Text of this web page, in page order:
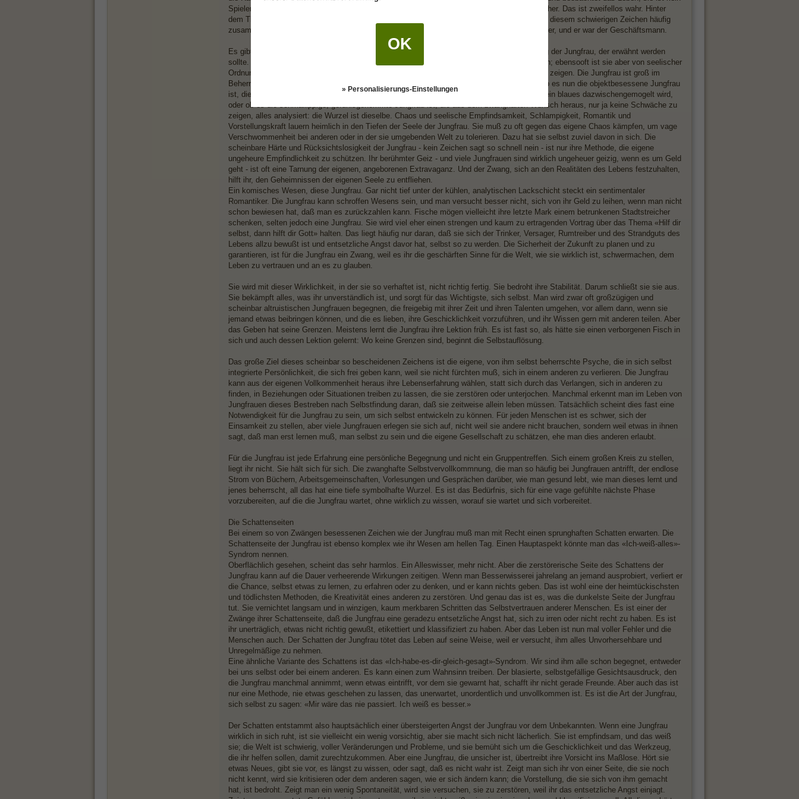
Spieler oder Unternehmer. Es wird behauptet, die Jungfrau sei ein besserer Diener als Herrscher. Das ist zweifellos wahr. Hinter
dem Thron Macht auszuüben, paßt der Jungfrau sehr. Kunstfertigkeit und Schläue treffen bei diesem schwierigen Zeichen häufig
zusammen. In der griechischen Mythologie war Merkur auch der Gott der Diebe und der Lügner, und er war der Geschäftsmann.
Es gibt noch einen manchmal liebenswerten und manchmal in Wut versetzenden Wesenszug der Jungfrau, der erwähnt werden
sollte. Es ist ihre Besessenheit. Sie mag von äußerer Ordnung und Sauberkeit besessen sein; ebensooft ist sie aber von seelischer
Ordnung und Sauberkeit besessen, und das heißt dann: Nie die eigenen, inneren Schwächen zeigen. Die Jungfrau ist groß im
Beherrschen der Gefühle. Sie erfindet Rituale, um ihre dunklen Seiten im Zaum zu halten. Ob es nun die objektbesessene Jungfrau
ist, die alle gelben Hemden auf eine Seite des Schrankfachs legt und hysterisch wird, wenn ein blaues dazwischengemogelt wird,
oder ob es die schmallippige, gefühlsgehemmte Jungfrau ist, die aus dem zwanghaften Wunsch heraus, nur ja keine Schwäche zu
zeigen, alles analysiert: die Wurzel ist dieselbe. Chaos und seelische Empfindsamkeit, Schlampigkeit, Romantik und
Vorstellungskraft lauern heimlich in den Tiefen der Seele der Jungfrau. Sie muß zu oft gegen das eigene Chaos kämpfen, um vage
Verschwommenheit bei anderen oder in der sie umgebenden Welt zu tolerieren. Dazu hat sie selbst zuviel davon in sich. Die
scheinbare Härte und Rücksichtslosigkeit der Jungfrau - kein Zeichen sagt so schnell nein - ist nur ihre Methode, die eigene
ungeheure Empfindlichkeit zu schützen. Ihr berühmter Geiz - und viele Jungfrauen sind wirklich ungeheuer geizig, wenn es um Geld
geht - ist oft eine Tarnung der eigenen, angeborenen Extravaganz. Und der Zwang, sich an den Realitäten des Lebens festzuhalten,
hilft ihr, den Geheimnissen der eigenen Seele zu entfliehen.
Ein komisches Wesen, diese Jungfrau. Gar nicht tief unter der kühlen, analytischen Lackschicht steckt ein sentimentaler
Romantiker. Die Jungfrau kann schroffen Wesens sein, und man versucht besser nicht, sich von ihr Geld zu leihen, wenn man nicht
schon bewiesen hat, daß man es zurückzahlen kann. Fische mögen vielleicht ihre letzte Mark einem betrunkenen Stadtstreicher
schenken, selten jedoch eine Jungfrau. Sie wird viel eher einen strengen und kaum zu ertragenden Vortrag über das Thema «Hilf dir
selbst, dann hilft dir Gott» halten. Das liegt häufig nur daran, daß sie sich der Trinker, Versager, Rumtreiber und des Strandguts des
Lebens allzu bewußt ist und entsetzliche Angst davor hat, selbst so zu werden. Die Sicherheit der Zukunft zu planen und zu
garantieren, ist für die Jungfrau ein Zwang, weil es ihr die geschärften Sinne für die Welt, wie sie wirklich ist, schwermachen, dem
Leben zu vertrauen und an es zu glauben.
Sie wird mit dieser Wirklichkeit, in der sie so verhaftet ist, nicht richtig fertig. Sie bedroht ihre Stabilität. Darum schließt sie sie aus.
Sie bekämpft alles, was ihr unverständlich ist, und sorgt für das Wichtigste, sich selbst. Man wird zwar oft großzügigen und
scheinbar altruistischen Jungfrauen begegnen, die freigebig mit ihrer Zeit und ihren Talenten umgehen, vor allem dann, wenn sie
jemand etwas beibringen können, und die es lieben, ihre Geschicklichkeit vorzuführen, und ihr Wissen gern mit anderen teilen. Aber
das Geben hat seine Grenzen. Meistens lernt die Jungfrau ihre Lektion früh. Es ist fast so, als hätte sie einen verborgenen Fisch in
sich und auch dessen Lektion gelernt: Wo keine Grenzen sind, beginnt die Selbstauflösung.
Das große Ziel dieses scheinbar so bescheidenen Zeichens ist die eigene, von ihm selbst beherrschte Psyche, die in sich selbst
integrierte Persönlichkeit, die sich frei geben kann, weil sie nicht fürchten muß, sich in einem anderen zu verlieren. Die Jungfrau
kann aus der eigenen Vollkommenheit heraus ihre Lebenserfahrung wählen, statt sich durch das Verlangen, sich in anderen zu
finden, in Beziehungen oder Situationen treiben zu lassen, die sie zerstören oder unterjochen. Manchmal erkennt man im Leben von
Jungfrauen dieses Bestreben nach Selbstfindung daran, daß sie zeitweise allein leben müssen. Tatsächlich scheint dies fast eine
Notwendigkeit für die Jungfrau zu sein, um sich selbst entwickeln zu können. Für jeden Menschen ist es schwer, sich der
Einsamkeit zu stellen, aber viele Jungfrauen erlegen sie sich auf, nicht weil sie andere nicht brauchen, sondern weil etwas in ihnen
sagt, daß man erst lernen muß, man selbst zu sein und die eigene Gesellschaft zu schätzen, ehe man dies anderen erlaubt.
Für die Jungfrau ist jede Erfahrung eine persönliche Begegnung und nicht ein Gruppentreffen. Sich einem großen Kreis zu stellen,
liegt ihr nicht. Sie hält sich für sich. Die zwanghafte Selbstvervollkommnung, die man so häufig bei Jungfrauen antrifft, der endlose
Strom von Büchern, Arbeitsgemeinschaften, Vorlesungen und Gesprächen darüber, wie man gesund lebt, wie man dieses lernt und
jenes beherrscht, all das hat eine tiefe symbolhafte Wurzel. Es ist das Bedürfnis, sich für eine vage gefühlte nächste Phase
vorzubereiten, auf die die Jungfrau wartet, ohne wirklich zu wissen, worauf sie wartet und sich vorbereitet.
Die Schattenseiten
Bei einem so von Zwängen besessenen Zeichen wie der Jungfrau muß man mit Recht einen sprunghaften Schatten erwarten. Die
Schattenseite der Jungfrau ist ebenso komplex wie ihr Wesen am hellen Tag. Einen Hauptaspekt könnte man das «Ich-weiß-alles»-
Syndrom nennen.
Oberflächlich gesehen, scheint das sehr harmlos. Ein Alleswisser, mehr nicht. Aber die zerstörerische Seite des Schattens der
Jungfrau kann auf die Dauer verheerende Wirkungen zeitigen. Wenn man Besserwisserei jahrelang an jemand ausprobiert, verliert er
die Chance, selbst etwas zu lernen, zu erfahren oder zu denken, und er kann nichts geben. Das ist wohl eine der heimtückischsten
und tödlichsten Methoden, die Kreativität eines anderen zu zerstören. Und genau das ist es, was die dunkelste Seite der Jungfrau
tut. Sie vernichtet langsam und in winzigen, kaum merkbaren Schritten das Selbstvertrauen anderer Menschen. Es ist einer der
Zwänge ihrer Schattenseite, daß die Jungfrau eine geradezu entsetzliche Angst hat, sich zu irren oder nicht recht zu haben. Es ist
ihr unerträglich, etwas nicht richtig gewußt, etikettiert und klassifiziert zu haben. Aber das Leben ist nun mal voller Fehler und die
Menschen auch. Der Schatten der Jungfrau tötet das Leben auf seine Weise, weil er versucht, ihm alles Unvorhersehbare und
Unregelmäßige zu nehmen.
Eine ähnliche Variante des Schattens ist das «Ich-habe-es-dir-gleich-gesagt»-Syndrom. Wir sind ihm alle schon begegnet, entweder
bei uns selbst oder bei einem anderen. Es kann einen zum Wahnsinn treiben. Der blasierte, selbstgefällige Gesichtsausdruck, den
die Jungfrau manchmal annimmt, wenn etwas eintrifft, vor dem sie gewarnt hat, schafft ihr nicht gerade Freunde. Aber auch das ist
nur eine Methode, nie etwas geschehen zu lassen, das unerwartet, unordentlich und unvollkommen ist. Es ist die Art der Jungfrau,
sich selbst zu sagen: «Mir wäre das nie passiert. Ich weiß es besser.»
Der Schatten entstammt also hauptsächlich einer übersteigerten Angst der Jungfrau vor dem Unbekannten. Wenn eine Jungfrau
wirklich in sich ruht, ist sie vielleicht ein wenig vorsichtig, aber sie macht sich nicht lächerlich. Sie ist empfindsam, und das weiß
sie; die Welt ist schwierig, voller Veränderungen und Probleme, und sie bemüht sich um die Geschicklichkeit und das Werkzeug,
die ihr helfen sollen, damit zurechtzukommen. Aber eine Jungfrau, die unsicher ist, übertreibt ihre Vorsicht ins Maßlose. Hört sie
etwas Neues, gibt sie vor, es längst zu wissen, oder sagt, daß es nicht wahr ist. Zeigt man sich ihr von einer Seite, die sie noch
nicht kennt, wird sie kritisieren oder dem anderen sagen, wie er sich ändern kann; die Vorstellung, die sie sich von ihm gemacht
hat, ist bedroht. Zeigt man ein wenig Spontaneität, wird sie versuchen, sie zu zerstören, weil ihr das entsetzliche Angst einjagt.
OK
» Personalisierungs-Einstellungen